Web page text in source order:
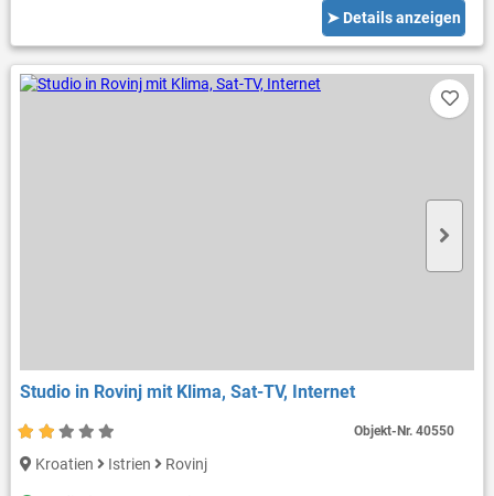
➤ Details anzeigen
Studio in Rovinj mit Klima, Sat-TV, Internet
Kroatien Istrien Rovinj
Objekt-Nr.40550